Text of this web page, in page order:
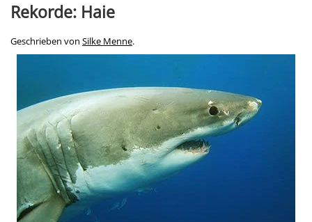
Rekorde: Haie
Geschrieben von Silke Menne.